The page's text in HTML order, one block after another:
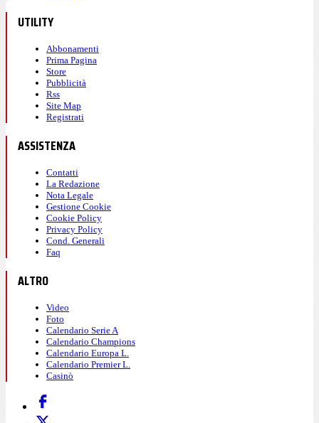
UTILITY
Abbonamenti
Prima Pagina
Store
Pubblicità
Rss
Site Map
Registrati
ASSISTENZA
Contatti
La Redazione
Nota Legale
Gestione Cookie
Cookie Policy
Privacy Policy
Cond. Generali
Faq
ALTRO
Video
Foto
Calendario Serie A
Calendario Champions
Calendario Europa L.
Calendario Premier L.
Casinò